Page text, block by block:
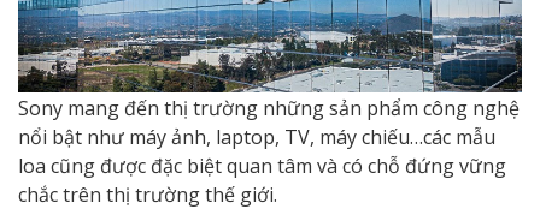
Sony mang đến thị trường những sản phẩm công nghệ
nổi bật như máy ảnh, laptop, TV, máy chiếu…các mẫu
loa cũng được đặc biệt quan tâm và có chỗ đứng vững
chắc trên thị trường thế giới.